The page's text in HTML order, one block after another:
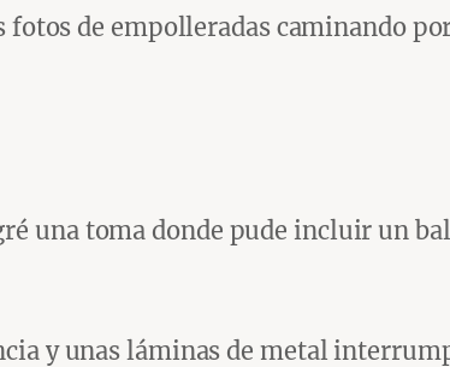
de empolleradas caminando
una toma donde pude incluir un
y unas láminas de metal